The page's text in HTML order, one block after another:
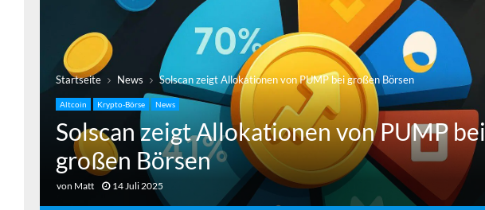
Startseite News Solscan zeigt Allokationen von PUMP bei großen Börsen
Altcoin Krypto-Börse News
Solscan zeigt Allokationen von PUMP bei
großen Börsen
von Matt 14 Juli 2025